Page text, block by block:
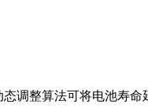
调整算法可将电池寿命